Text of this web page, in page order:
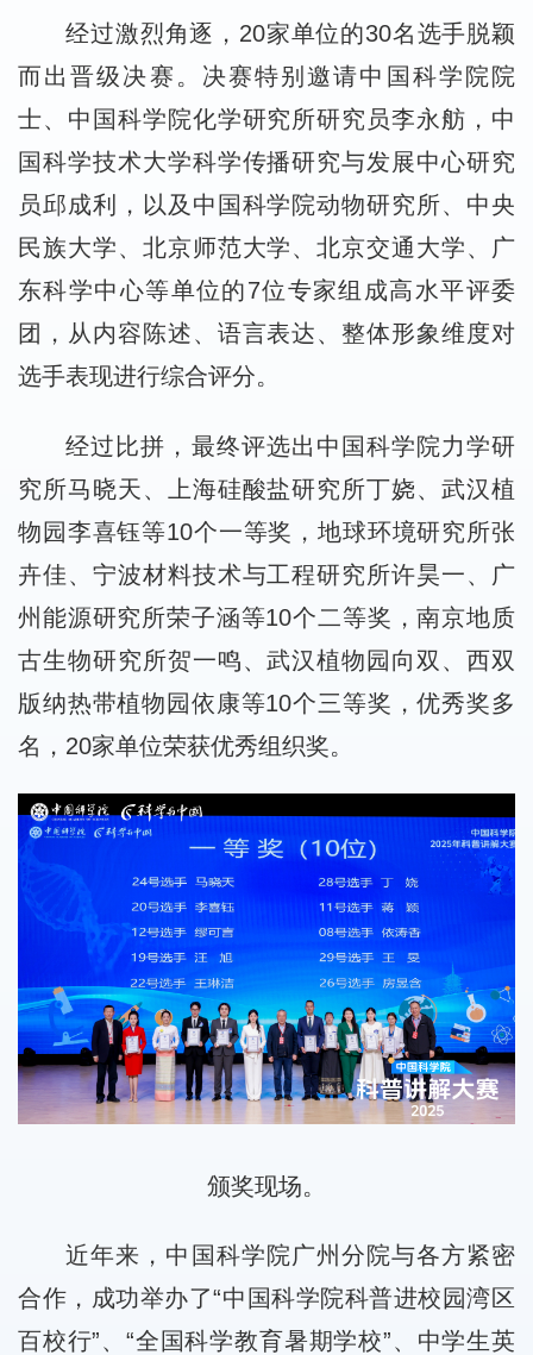
经过激烈角逐，20家单位的30名选手脱颖
而出晋级决赛。决赛特别邀请中国科学院院
士、中国科学院化学研究所研究员李永舫，中
国科学技术大学科学传播研究与发展中心研究
员邱成利，以及中国科学院动物研究所、中央
民族大学、北京师范大学、北京交通大学、广
东科学中心等单位的7位专家组成高水平评委
团，从内容陈述、语言表达、整体形象维度对
选手表现进行综合评分。
经过比拼，最终评选出中国科学院力学研
究所马晓天、上海硅酸盐研究所丁娆、武汉植
物园李喜钰等10个一等奖，地球环境研究所张
卉佳、宁波材料技术与工程研究所许昊一、广
州能源研究所荣子涵等10个二等奖，南京地质
古生物研究所贺一鸣、武汉植物园向双、西双
版纳热带植物园依康等10个三等奖，优秀奖多
名，20家单位荣获优秀组织奖。
颁奖现场。
近年来，中国科学院广州分院与各方紧密
合作，成功举办了“中国科学院科普进校园湾区
百校行”、“全国科学教育暑期学校”、中学生英